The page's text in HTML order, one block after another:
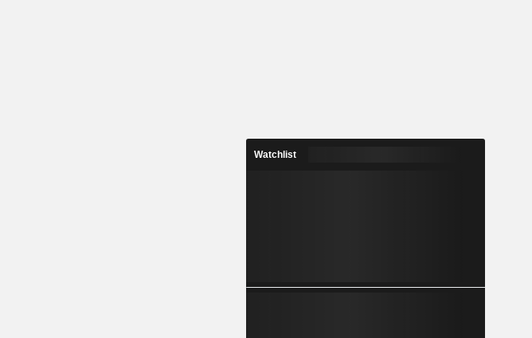
Watchlist